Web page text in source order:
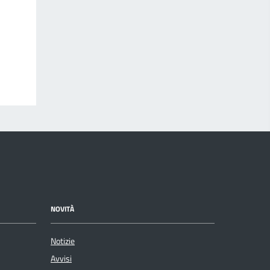
NOVITÀ
Notizie
Avvisi